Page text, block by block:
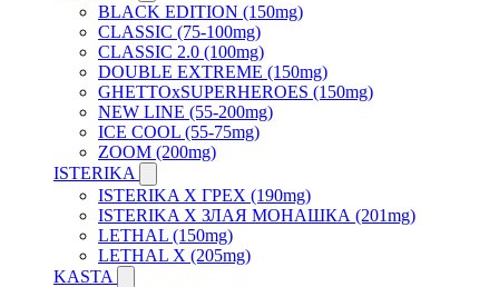
BLACK EDITION (150mg)
CLASSIC (75-100mg)
CLASSIC 2.0 (100mg)
DOUBLE EXTREME (150mg)
GHETTOxSUPERHEROES (150mg)
NEW LINE (55-200mg)
ICE COOL (55-75mg)
ZOOM (200mg)
ISTERIKA
ISTERIKA X ГРЕХ (190mg)
ISTERIKA X ЗЛАЯ МОНАШКА (201mg)
LETHAL (150mg)
LETHAL X (205mg)
KASTA